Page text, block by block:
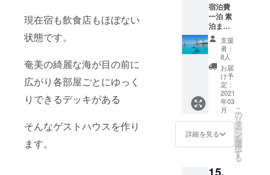
現在宿も飲食店もほぼない
状態です。
奄美の綺麗な海が目の前に
広がり各部屋ごとにゆっく
りできるデッキがある
そんなゲストハウスを作り
ます。
宿泊費
一泊 素
泊まり
7000円
朝夜2食
付き
10000
円 マリ
ンアク
ティビ
ティ（
SUPか
カヤッ
クと
シュ
ノーケ
き） 半
支援
者：
8人
お届
け予
定：
2021
年03
月
詳細を見る
こ
の
リ
タ
ー
ン
を
選
択
す
る